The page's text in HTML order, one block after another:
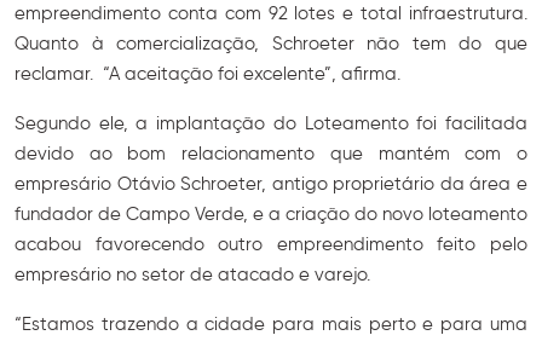
empreendimento conta com 92 lotes e total infraestrutura.
Quanto à comercialização, Schroeter não tem do que
reclamar. “A aceitação foi excelente”, afirma.
Segundo ele, a implantação do Loteamento foi facilitada
devido ao bom relacionamento que mantém com o
empresário Otávio Schroeter, antigo proprietário da área e
fundador de Campo Verde, e a criação do novo loteamento
acabou favorecendo outro empreendimento feito pelo
empresário no setor de atacado e varejo.
“Estamos trazendo a cidade para mais perto e para uma